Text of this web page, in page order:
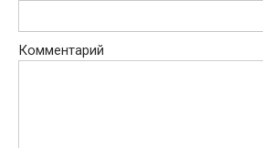
Комментарий